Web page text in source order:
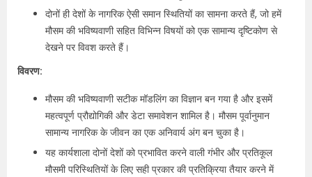
दोनों ही देशों के नागरिक ऐसी समान स्थितियों का सामना करते हैं, जो हमें
मौसम की भविष्यवाणी सहित विभिन्न विषयों को एक सामान्य दृष्टिकोण से
देखने पर विवश करते हैं।
विवरण:
मौसम की भविष्यवाणी सटीक मॉडलिंग का विज्ञान बन गया है और इसमें
महत्वपूर्ण प्रौद्योगिकी और डेटा समावेशन शामिल है। मौसम पूर्वानुमान
सामान्य नागरिक के जीवन का एक अनिवार्य अंग बन चुका है।
यह कार्यशाला दोनों देशों को प्रभावित करने वाली गंभीर और प्रतिकूल
मौसमी परिस्थितियों के लिए सही प्रकार की प्रतिक्रिया तैयार करने में